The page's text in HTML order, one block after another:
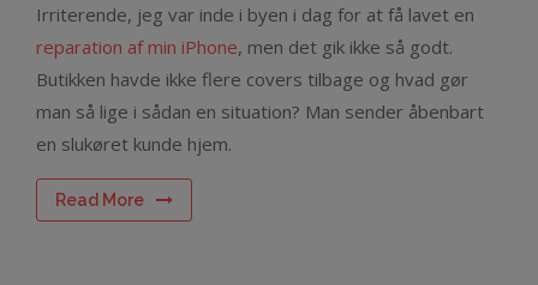
Irriterende, jeg var inde i byen i dag for at få lavet en
reparation af min iPhone, men det gik ikke så godt.
Butikken havde ikke flere covers tilbage og hvad gør
man så lige i sådan en situation? Man sender åbenbart
en slukøret kunde hjem.
Read More